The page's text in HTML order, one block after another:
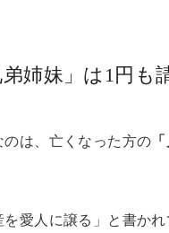
姉妹」は1円も
は、亡くなった方の
愛人に譲る」と書か